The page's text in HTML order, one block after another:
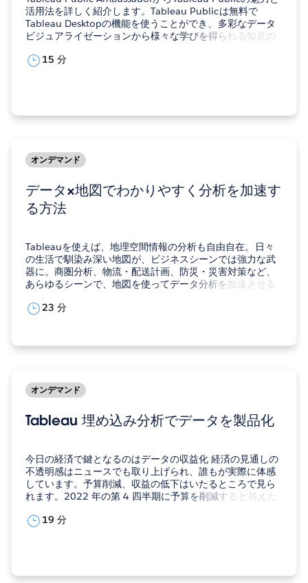
活用法を詳しく紹介します。Tableau Publicは無料で
Tableau Desktopの機能を使うことができ、多彩なデータ
ビジュアライゼーションから様々な学びを得られる知見の
ん、Tableauをもっと楽しめる世界へ踏み出しましょう！…
15 分
オンデマンド
データ×地図でわかりやすく分析を加速す
る方法
Tableauを使えば、地理空間情報の分析も自由自在。日々
の生活で馴染み深い地図が、ビジネスシーンでは強力な武
器に。商圏分析、物流・配送計画、防災・災害対策など、
あらゆるシーンで、地図を使ってデータ分析を加速させる
Tableau」で実現できる多彩な機能を、具体例を交えなが
23 分
オンデマンド
Tableau 埋め込み分析でデータを製品化
今日の経済で鍵となるのはデータの収益化 経済の見通しの
不透明感はニュースでも取り上げられ、誰もが実際に体感
しています。予算削減、収益の低下はいたるところで見ら
れます。2022 年の第 4 四半期に予算を削減すると答えた
況下には、またチャンスも存在します。そのチャンスとは
19 分